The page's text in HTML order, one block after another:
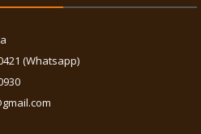
(Whatsapp)